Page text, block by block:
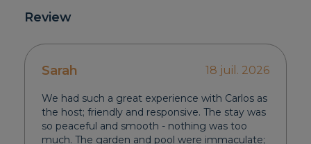
Review
Sarah 18 juil. 2026
We had such a great experience with Carlos as
the host; friendly and responsive. The stay was
so peaceful and smooth - nothing was too
much. The garden and pool were immaculate;